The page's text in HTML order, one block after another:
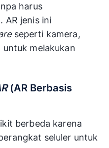
harus
AR jenis ini
seperti kamera,
untuk melakukan
(AR Berbasis
berbeda karena
seluler untuk